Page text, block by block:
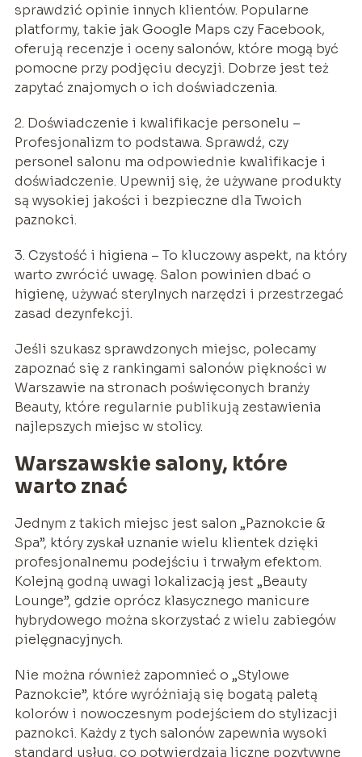
sprawdzić opinie innych klientów. Popularne
platformy, takie jak Google Maps czy Facebook,
oferują recenzje i oceny salonów, które mogą być
pomocne przy podjęciu decyzji. Dobrze jest też
zapytać znajomych o ich doświadczenia.
2. Doświadczenie i kwalifikacje personelu –
Profesjonalizm to podstawa. Sprawdź, czy
personel salonu ma odpowiednie kwalifikacje i
doświadczenie. Upewnij się, że używane produkty
są wysokiej jakości i bezpieczne dla Twoich
paznokci.
3. Czystość i higiena – To kluczowy aspekt, na który
warto zwrócić uwagę. Salon powinien dbać o
higienę, używać sterylnych narzędzi i przestrzegać
zasad dezynfekcji.
Jeśli szukasz sprawdzonych miejsc, polecamy
zapoznać się z rankingami salonów piękności w
Warszawie na stronach poświęconych branży
Beauty, które regularnie publikują zestawienia
najlepszych miejsc w stolicy.
Warszawskie salony, które
warto znać
Jednym z takich miejsc jest salon „Paznokcie &
Spa”, który zyskał uznanie wielu klientek dzięki
profesjonalnemu podejściu i trwałym efektom.
Kolejną godną uwagi lokalizacją jest „Beauty
Lounge”, gdzie oprócz klasycznego manicure
hybrydowego można skorzystać z wielu zabiegów
pielęgnacyjnych.
Nie można również zapomnieć o „Stylowe
Paznokcie”, które wyróżniają się bogatą paletą
kolorów i nowoczesnym podejściem do stylizacji
paznokci. Każdy z tych salonów zapewnia wysoki
standard usług, co potwierdzają liczne pozytywne